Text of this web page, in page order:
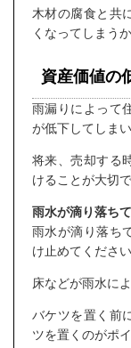
木材の腐食と共
くなってしまう
資産価値の
雨漏りによって
が低下してしまい
将来、売却する
けることが大切で
雨水が滴り落ち
雨水が滴り落ち
け止めてください
床などが雨水に
バケツを置く前
ツを置くのがポイ